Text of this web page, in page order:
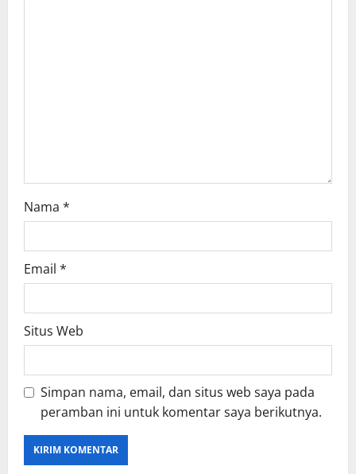
Nama *
Email *
Situs Web
Simpan nama, email, dan situs web saya pada
peramban ini untuk komentar saya berikutnya.